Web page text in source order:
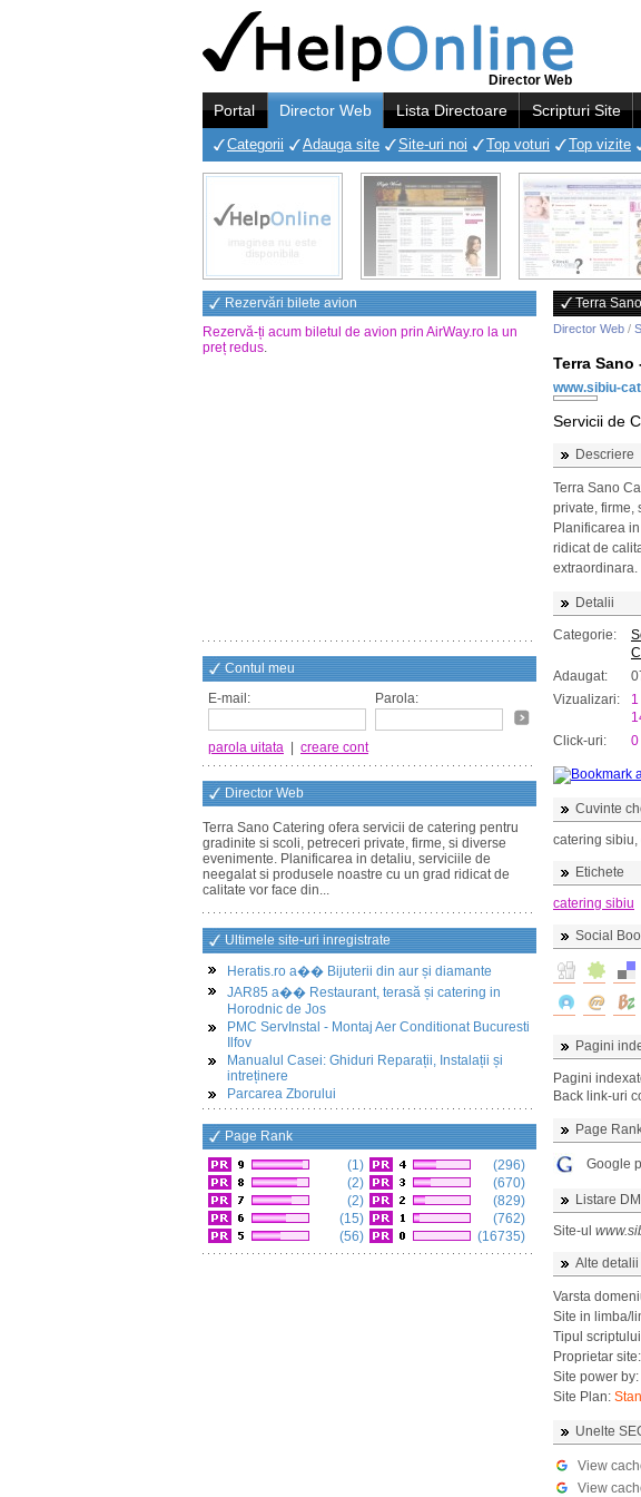
Director Web
Portal Director Web Lista Directoare Scripturi Site
Categorii Adauga site Site-uri noi Top voturi Top vizite
Rezervări bilete avion
Rezervă-ți acum biletul de avion prin AirWay.ro la un
preț redus.
Contul meu
E-mail:
Parola:
parola uitata creare cont
Director Web
Terra Sano Catering ofera servicii de catering pentru
gradinite si scoli, petreceri private, firme, si diverse
evenimente. Planificarea in detaliu, serviciile de
neegalat si produsele noastre cu un grad ridicat de
calitate vor face din...
Ultimele site-uri inregistrate
Heratis.ro a�� Bijuterii din aur și diamante
JAR85 a�� Restaurant, terasă și catering in
Horodnic de Jos
PMC ServInstal - Montaj Aer Conditionat Bucuresti
Ilfov
Manualul Casei: Ghiduri Reparații, Instalații și
intreținere
Parcarea Zborului
Page Rank
(1)
(2)
(2)
(15)
(56)
(296)
(670)
(829)
(762)
(16735)
Terra
Director Web /
Terra
www.sibiu-
Servicii de
Descriere
Terra Sano
private, firme,
Planificarea
ridicat de
extraordinara.
Detalii
Categorie:
Adaugat:
Vizualizari:
1
Click-uri:
0
Cuvinte
catering sibiu,
Etichete
catering sibiu
Social
Pagini
Pagini
Back link-uri
Page
Google
Listare
Site-ul
Alte detalii
Varsta
Site in limba/
Tipul
Proprietar site:
Site power by:
Site Plan:
Unelte
View
View